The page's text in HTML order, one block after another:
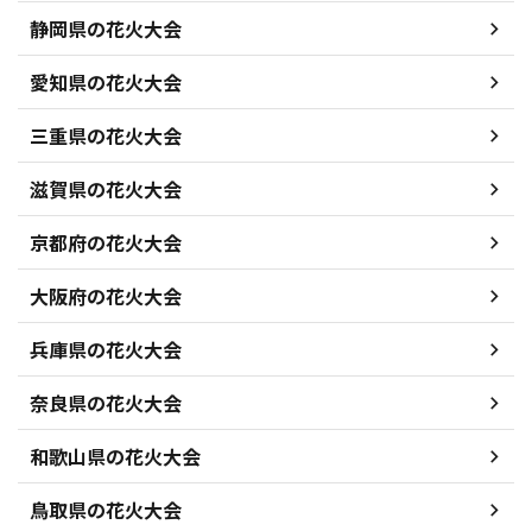
静岡県の花火大会
愛知県の花火大会
三重県の花火大会
滋賀県の花火大会
京都府の花火大会
大阪府の花火大会
兵庫県の花火大会
奈良県の花火大会
和歌山県の花火大会
鳥取県の花火大会